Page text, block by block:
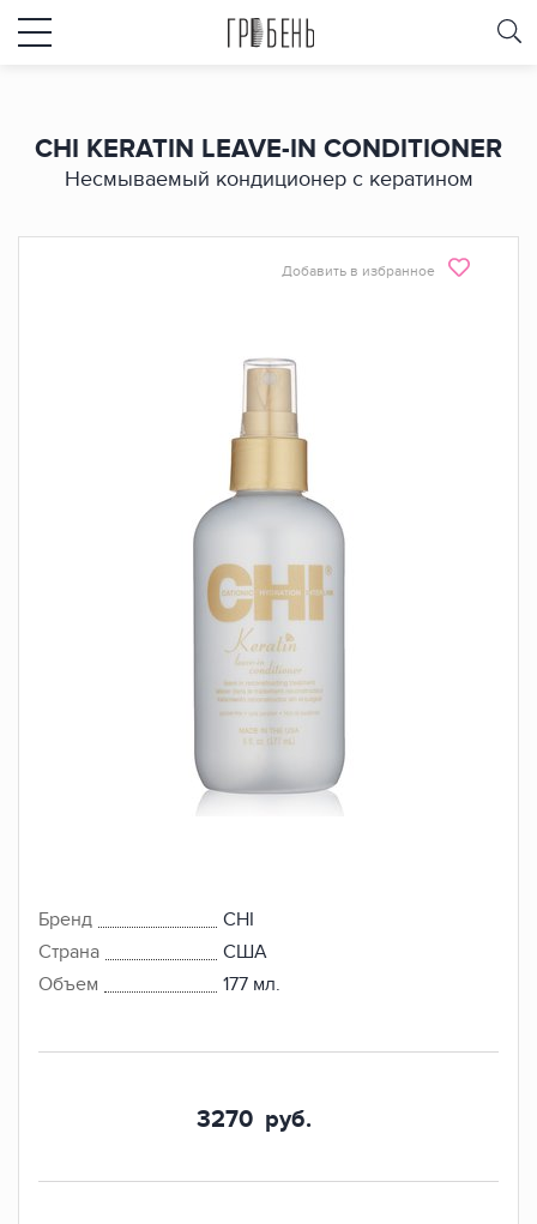
CHI KERATIN LEAVE-IN CONDITIONER
Несмываемый кондиционер с кератином
Бренд
CHI
Страна
США
Объем
177 мл.
Добавить в избранное
3270 руб.